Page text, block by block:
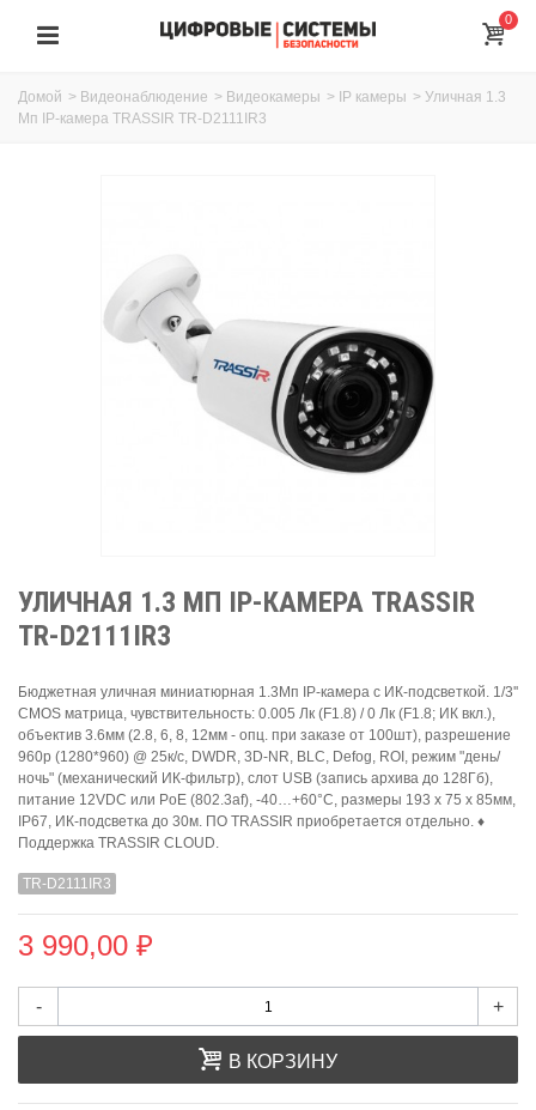
0
Домой > Видеонаблюдение > Видеокамеры > IP камеры > Уличная 1.3
Мп IP-камера TRASSIR TR-D2111IR3
УЛИЧНАЯ 1.3 МП IP-КАМЕРА TRASSIR
TR-D2111IR3
Бюджетная уличная миниатюрная 1.3Мп IP-камера с ИК-подсветкой. 1/3''
CMOS матрица, чувствительность: 0.005 Лк (F1.8) / 0 Лк (F1.8; ИК вкл.),
объектив 3.6мм (2.8, 6, 8, 12мм - опц. при заказе от 100шт), разрешение
960p (1280*960) @ 25к/с, DWDR, 3D-NR, BLC, Defog, ROI, режим "день/
ночь" (механический ИК-фильтр), слот USB (запись архива до 128Гб),
питание 12VDC или PoE (802.3af), -40…+60°C, размеры 193 х 75 x 85мм,
IP67, ИК-подсветка до 30м. ПО TRASSIR приобретается отдельно. ♦
Поддержка TRASSIR CLOUD.
TR-D2111IR3
3 990,00 ₽
- +
В КОРЗИНУ